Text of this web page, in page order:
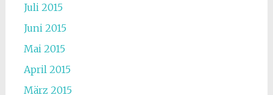
Juli 2015
Juni 2015
Mai 2015
April 2015
März 2015